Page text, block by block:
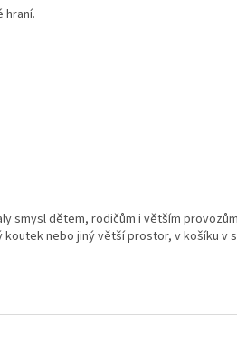
hraní.
smysl dětem, rodičům i větším
nebo jiný větší prostor, v košíku v